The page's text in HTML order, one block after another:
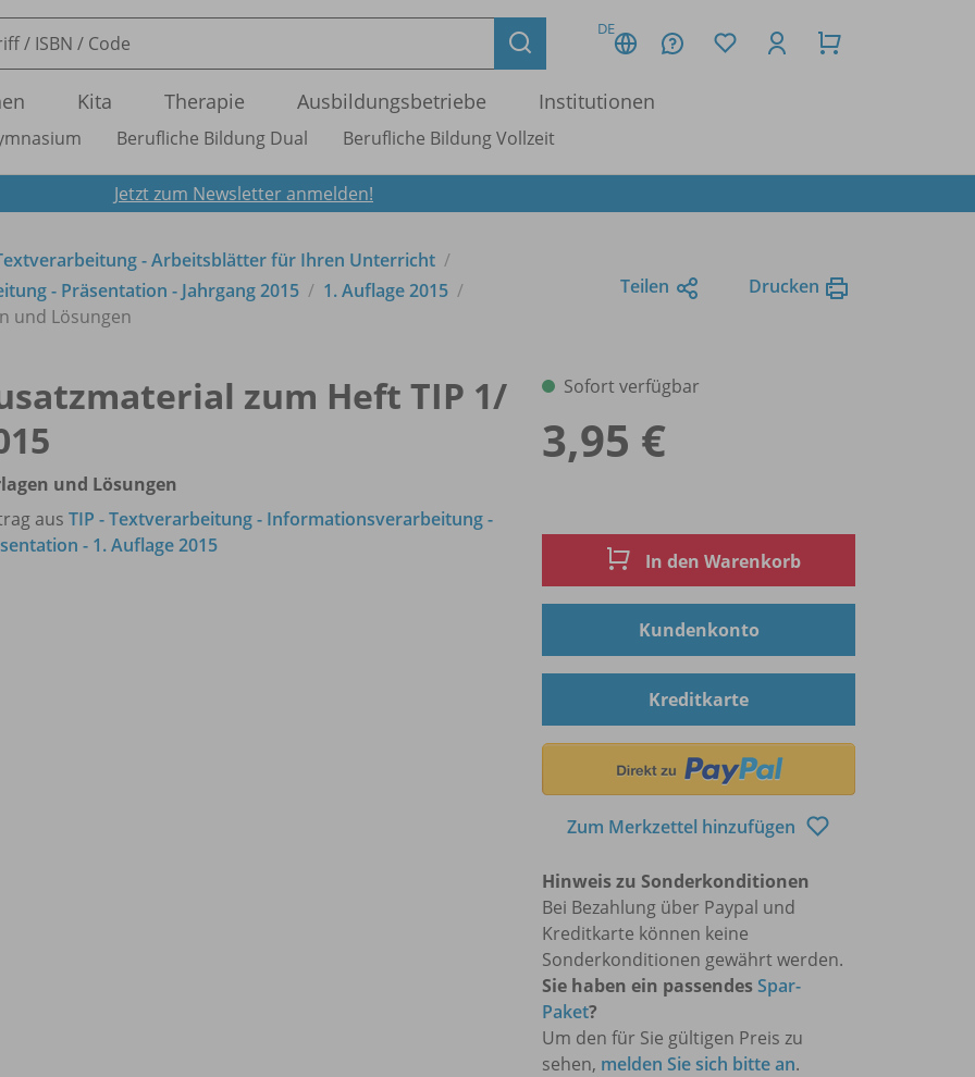
DE
Kita Therapie Ausbildungsbetriebe Institutionen
Berufliche Bildung Dual Berufliche Bildung Vollzeit
Jetzt zum Newsletter anmelden!
- Arbeitsblätter für Ihren Unterricht
- Präsentation - Jahrgang 2015
1. Auflage 2015
und Lösungen
Teilen Drucken
zum Heft TIP 1/
und Lösungen
aus TIP - Textverarbeitung - Informationsverarbeitung -
- 1. Auflage 2015
Sofort verfügbar
3,95 €
In den Warenkorb
Kundenkonto
Kreditkarte
Zum Merkzettel hinzufügen
Hinweis zu Sonderkonditionen
Bei Bezahlung über Paypal und
Kreditkarte können keine
Sonderkonditionen gewährt werden.
Sie haben ein passendesSpar-
Paket?
Um den für Sie gültigen Preis zu
sehen, melden Sie sich bitte an.